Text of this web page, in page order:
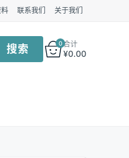
联系我们 关于我们
0合计
¥0.00